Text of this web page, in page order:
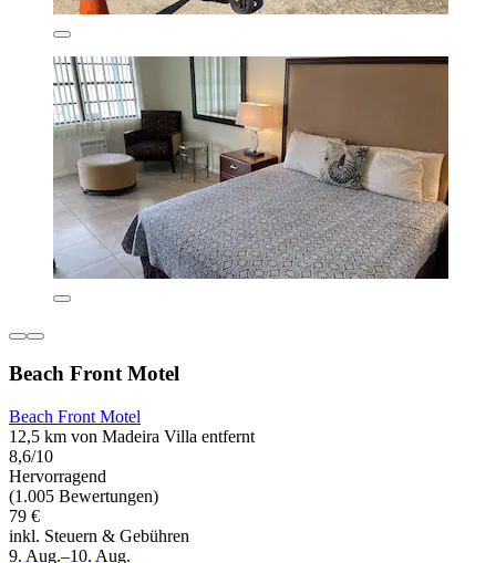
Beach Front Motel
Beach Front Motel
12,5 km von Madeira Villa entfernt
8,6/10
Hervorragend
(1.005 Bewertungen)
79 €
inkl. Steuern & Gebühren
9. Aug.–10. Aug.